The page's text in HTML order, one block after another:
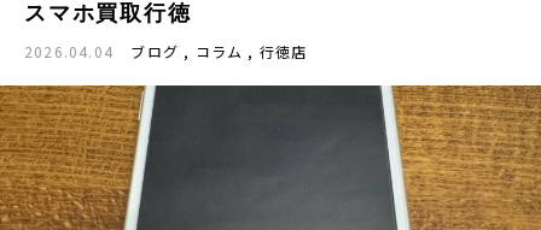
スマホ買取行徳
2026.04.04 ブログ コラム 行徳店